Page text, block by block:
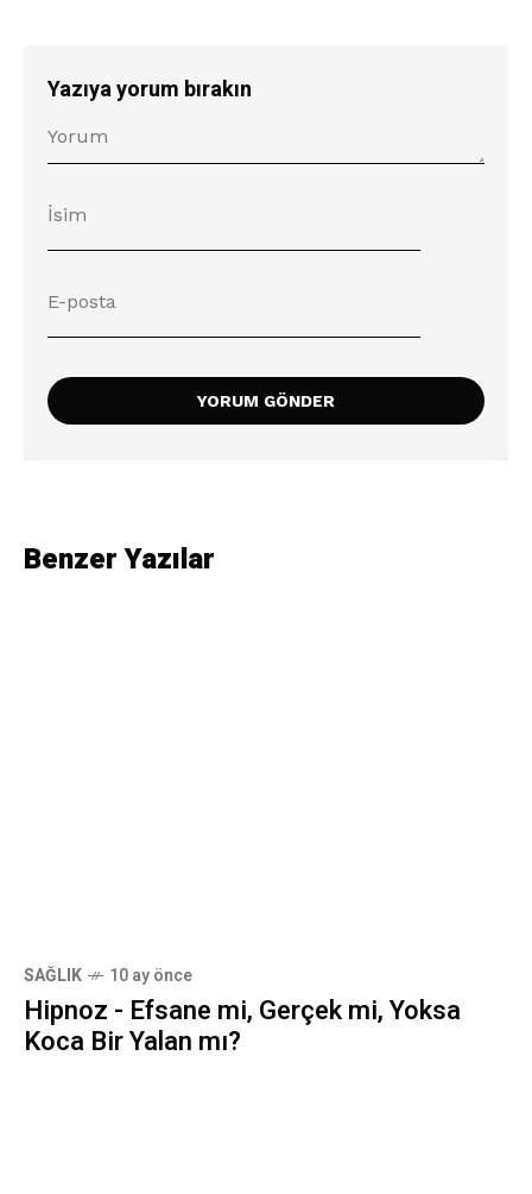
Yazıya yorum bırakın
Benzer Yazılar
SAĞLIK 10 ay önce
Hipnoz - Efsane mi, Gerçek mi, Yoksa
Koca Bir Yalan mı?